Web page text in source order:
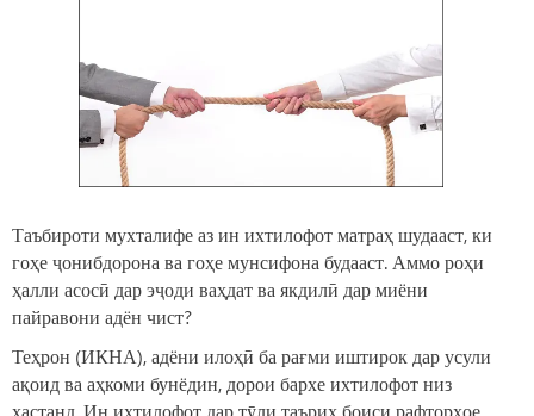
Таъбироти мухталифе аз ин ихтилофот матраҳ шудааст, ки
гоҳе ҷонибдорона ва гоҳе мунсифона будааст. Аммо роҳи
ҳалли асосӣ дар эҷоди ваҳдат ва якдилӣ дар миёни
пайравони адён чист?
Теҳрон (ИКНА), адёни илоҳӣ ба рағми иштирок дар усули
ақоид ва аҳкоми бунёдин, дорои бархе ихтилофот низ